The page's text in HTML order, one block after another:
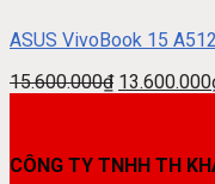
ASUS VivoBook 15
15.600.000₫ 13.600.000
CÔNG TY TNHH TH